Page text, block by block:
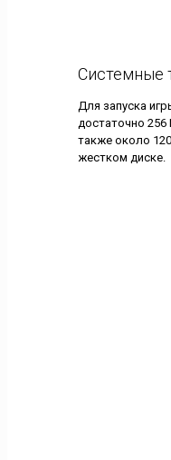
Системные
Для запуска
достаточно 256
также около
жестком диске.